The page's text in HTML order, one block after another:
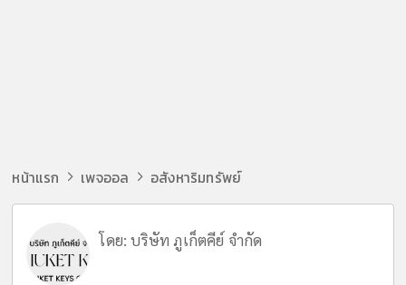
หน้าแรก เพจออล อสังหาริมทรัพย์
โดย:บริษัท ภูเก็ตคีย์ จำกัด